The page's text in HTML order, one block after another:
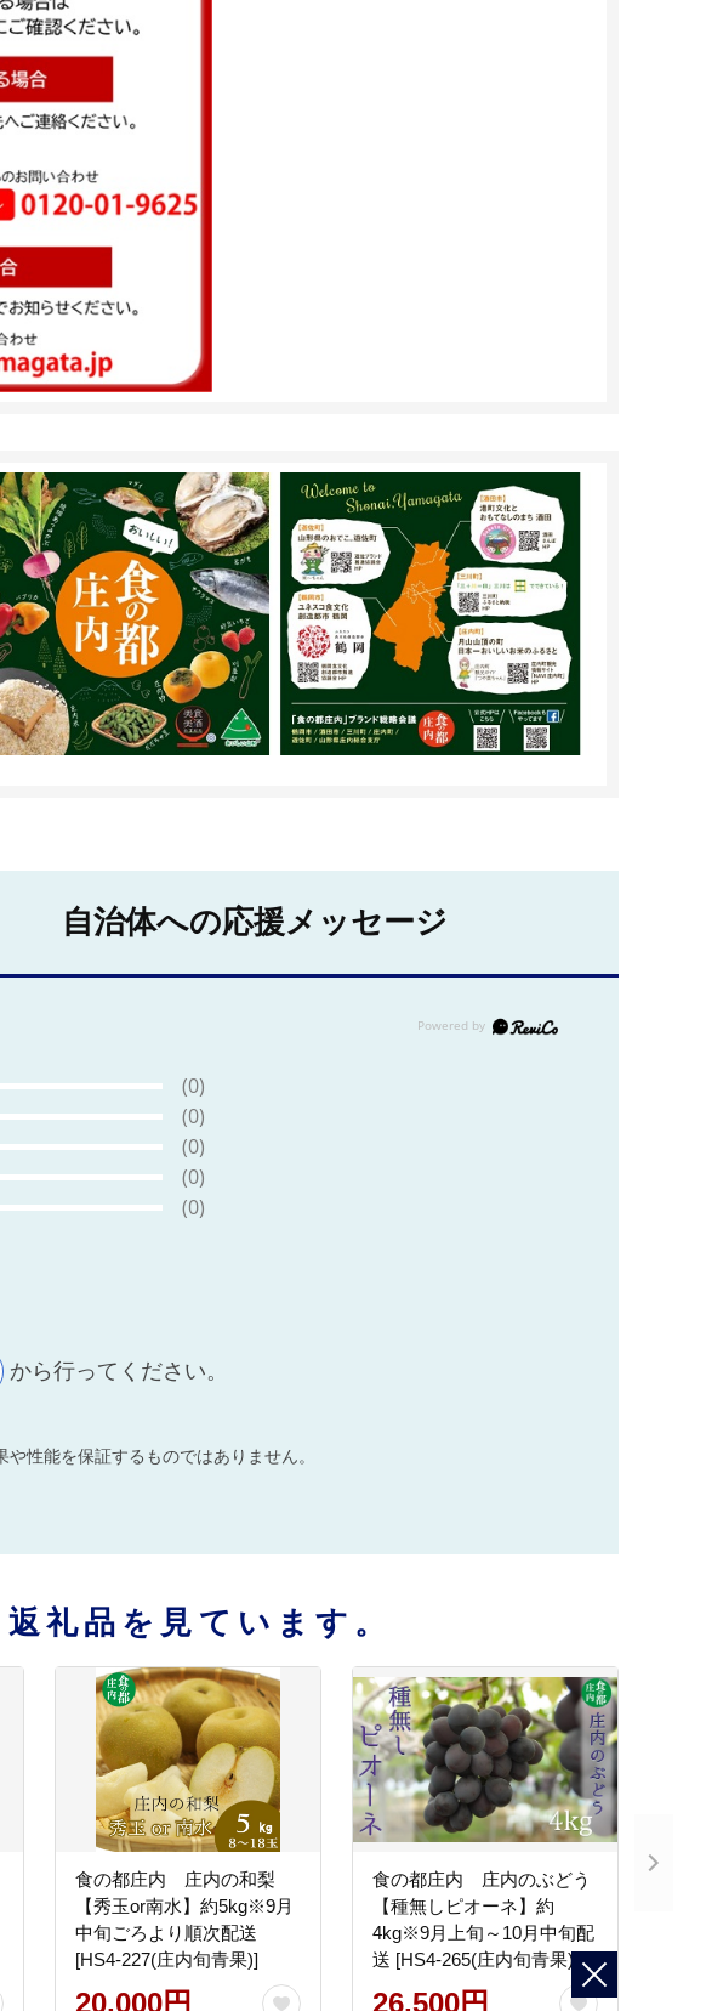
自治体への応援メッセージ
(0)
(0)
(0)
(0)
(0)
から行ってください。
性能を保証するものではありません。
礼品を見ています。
食の都庄内 庄内の和梨
【秀玉or南水】約5kg※9月
中旬ごろより順次配送
[HS4-227(庄内旬青果)]
20,000円
食の都庄内 庄内のぶどう
【種無しピオーネ】約
4kg※9月上旬～10月中旬配
送 [HS4-265(庄内旬青果)]
26,500円